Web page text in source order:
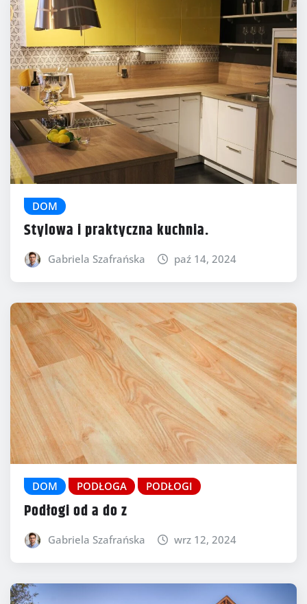
DOM
Stylowa i praktyczna kuchnia.
Gabriela Szafrańska paź 14, 2024
DOM PODŁOGA PODŁOGI
Podłogi od a do z
Gabriela Szafrańska wrz 12, 2024